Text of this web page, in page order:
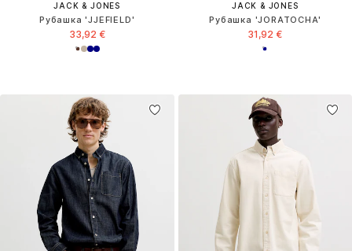
JACK & JONES
Рубашка 'JJEFIELD'
33,92 €
JACK & JONES
Рубашка 'JORATOCHA'
31,92 €